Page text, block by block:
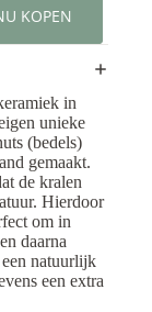
KOPEN
in
unieke
(bedels)
gemaakt.
de kralen
Hierdoor
om in
daarna
natuurlijk
een extra